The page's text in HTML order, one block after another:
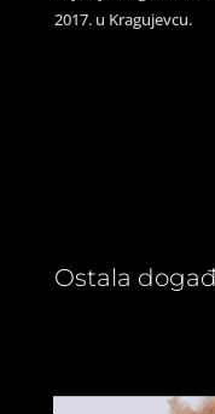
2017. u Kragujevcu.
Ostala